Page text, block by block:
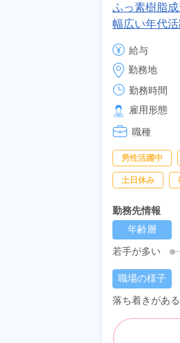
ふっ素樹脂
幅広い年代
給与
勤務地
勤務時間
雇用形態
職種
男性活躍中
土日休み
勤務先情報
年齢層
若手が多い
職場の様子
落ち着きがある